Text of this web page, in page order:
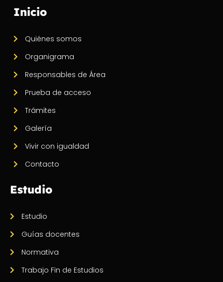
Inicio
Quiénes somos
Organigrama
Responsables de Área
Prueba de acceso
Trámites
Galería
Vivir con igualdad
Contacto
Estudio
Estudio
Guías docentes
Normativa
Trabajo Fin de Estudios